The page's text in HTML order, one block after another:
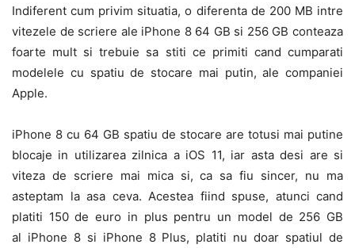
Indiferent cum privim situatia, o diferenta de 200 MB intre
vitezele de scriere ale iPhone 8 64 GB si 256 GB conteaza
foarte mult si trebuie sa stiti ce primiti cand cumparati
modelele cu spatiu de stocare mai putin, ale companiei
Apple.
iPhone 8 cu 64 GB spatiu de stocare are totusi mai putine
blocaje in utilizarea zilnica a iOS 11, iar asta desi are si
viteza de scriere mai mica si, ca sa fiu sincer, nu ma
asteptam la asa ceva. Acestea fiind spuse, atunci cand
platiti 150 de euro in plus pentru un model de 256 GB
al iPhone 8 si iPhone 8 Plus, platiti nu doar spatiul de